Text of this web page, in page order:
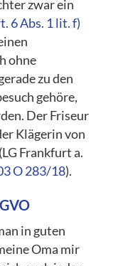
zwar ein
6 Abs. 1 lit. f)
ohne
zu den
gehöre,
Der Friseur
Klägerin von
Frankfurt a.
O 283/18).
in guten
Oma mir